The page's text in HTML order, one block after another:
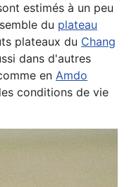
estimés à un peu
du plateau
plateaux du Chang
dans d'autres
en Amdo
conditions de vie